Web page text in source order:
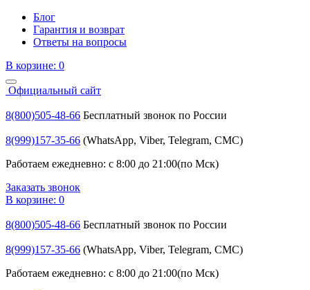
Блог
Гарантия и возврат
Ответы на вопросы
В корзине: 0
Официальный сайт
8(800)505-48-66 Бесплатный звонок по России
8(999)157-35-66 (WhatsApp, Viber, Telegram, СМС)
Работаем ежедневно: с 8:00 до 21:00(по Мск)
Заказать звонок
В корзине: 0
8(800)505-48-66 Бесплатный звонок по России
8(999)157-35-66 (WhatsApp, Viber, Telegram, СМС)
Работаем ежедневно: с 8:00 до 21:00(по Мск)